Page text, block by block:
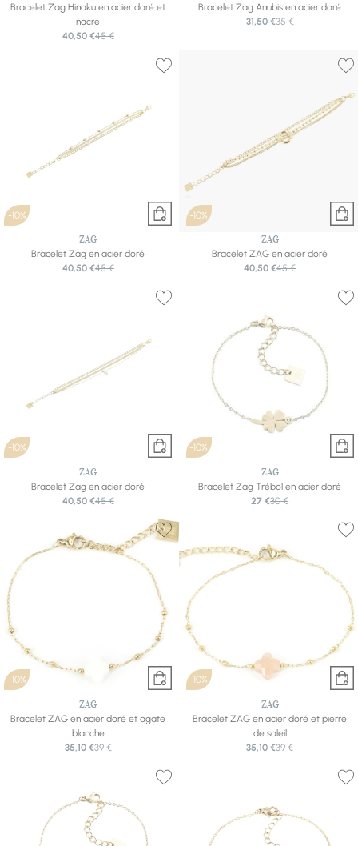
Bracelet Zag Hinaku en acier doré et
nacre
40,50 €45 €
Bracelet Zag Anubis en acier doré
31,50 €35 €
-10%
ZAG
Bracelet Zag en acier doré
40,50 €45 €
-10%
ZAG
Bracelet ZAG en acier doré
40,50 €45 €
-10%
ZAG
Bracelet Zag en acier doré
40,50 €45 €
-10%
ZAG
Bracelet Zag Trébol en acier doré
27 €30 €
-10%
ZAG
Bracelet ZAG en acier doré et agate
blanche
35,10 €39 €
-10%
ZAG
Bracelet ZAG en acier doré et pierre
de soleil
35,10 €39 €